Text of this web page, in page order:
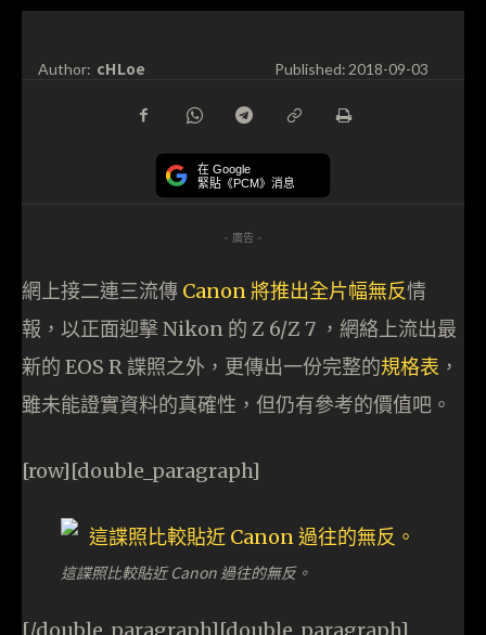
Author: cHLoe Published:2018-09-03
在 Google
緊貼《PCM》消息
- 廣告 -
網上接二連三流傳 Canon 將推出全片幅無反情
報，以正面迎擊 Nikon 的 Z 6/Z 7 ，網絡上流出最
新的 EOS R 諜照之外，更傳出一份完整的規格表 ，
雖未能證實資料的真確性，但仍有參考的價值吧。
[row][double_paragraph]
這諜照比較貼近 Canon 過往的無反。